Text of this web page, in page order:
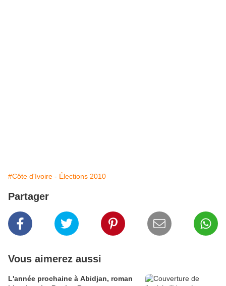
#Côte d'Ivoire - Élections 2010
Partager
Vous aimerez aussi
L'année prochaine à Abidjan, roman